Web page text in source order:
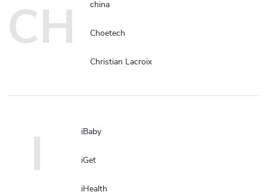
CH china
Choetech
Christian Lacroix
I iBaby
iGet
iHealth